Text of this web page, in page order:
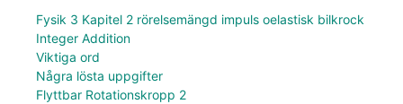
Fysik 3 Kapitel 2 rörelsemängd impuls oelastisk bilkrock
Integer Addition
Viktiga ord
Några lösta uppgifter
Flyttbar Rotationskropp 2